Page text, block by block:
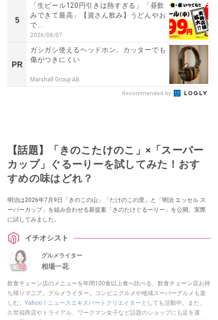
5
「生ビール120円引きは熱すぎる」「昼飲
みできて最高」【資さん飲み】うどんやお
で...
2026/08/07
PR
ガシガシ使えるヘッドホン。カッターでも
傷がつきにくい
Marshall Group AB
Recommended by
【話題】「きのこたけのこ」×「スーパー
カップ」ぐるーりーを試してみた！おす
すめの味はどれ？
明治は2026年7月9日「きのこの山」「たけのこの里」と「明治 エッセル ス
ーパーカップ」を組み合わせる新提案「きのたけぐるーりー」を公開。実際
に試してみました。
イチオシスト
グルメライター
相場一花
飲食チェーン店のメニューを年間100食以上食べ比べる、飲食チェーン店お持
ち帰りマニア。グルメライター。コンビニグルメや地域スーパーグルメも楽
しむ。 Yahoo！ニュースエキスパートクリエイター としても活動中。また、
久世福商店やトライアル、ワークマン女子など話題のショップにも足を運